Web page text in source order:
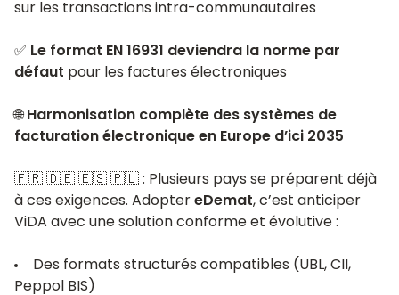
sur les transactions intra-communautaires
✅ Le format EN 16931 deviendra la norme par
défaut pour les factures électroniques
🌐 Harmonisation complète des systèmes de
facturation électronique en Europe d’ici 2035
🇫🇷 🇩🇪 🇪🇸 🇵🇱 : Plusieurs pays se préparent déjà
à ces exigences. Adopter eDemat, c’est anticiper
ViDA avec une solution conforme et évolutive :
Des formats structurés compatibles (UBL, CII,
Peppol BIS)